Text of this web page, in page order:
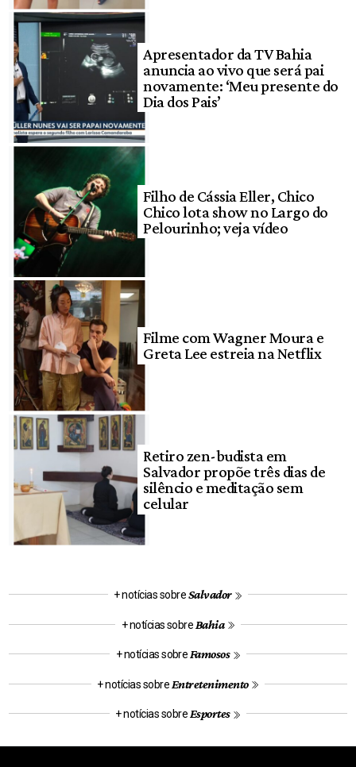
Apresentador da TV Bahia
anuncia ao vivo que será pai
novamente: ‘Meu presente do
Dia dos Pais’
Filho de Cássia Eller, Chico
Chico lota show no Largo do
Pelourinho; veja vídeo
Filme com Wagner Moura e
Greta Lee estreia na Netflix
Retiro zen-budista em
Salvador propõe três dias de
silêncio e meditação sem
celular
+ notícias sobreSalvador
+ notícias sobre Bahia
+ notícias sobreFamosos
+ notícias sobre Entretenimento
+ notícias sobreEsportes